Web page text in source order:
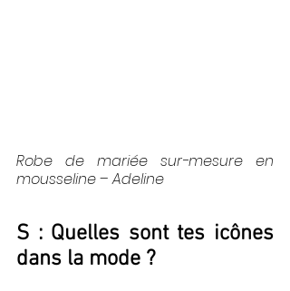
Robe de mariée sur-mesure en
mousseline – Adeline
S : Quelles sont tes icônes
dans la mode ?